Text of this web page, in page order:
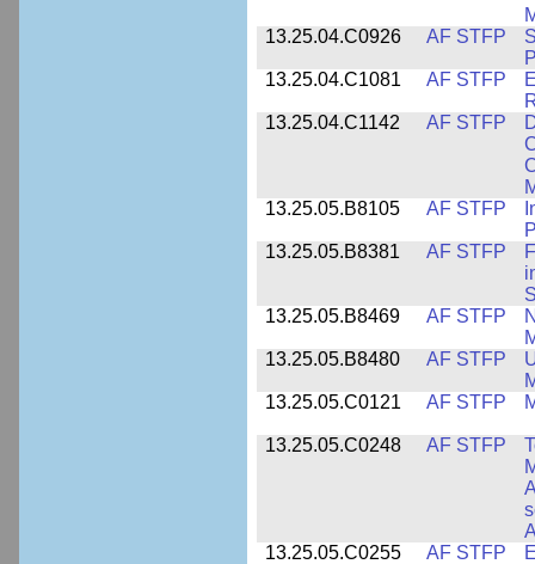
13.25.04.C0926
AF STFP
13.25.04.C1081
AF STFP
13.25.04.C1142
AF STFP
13.25.05.B8105
AF STFP
13.25.05.B8381
AF STFP
13.25.05.B8469
AF STFP
13.25.05.B8480
AF STFP
13.25.05.C0121
AF STFP
13.25.05.C0248 AF STFP
13.25.05.C0255
AF STFP